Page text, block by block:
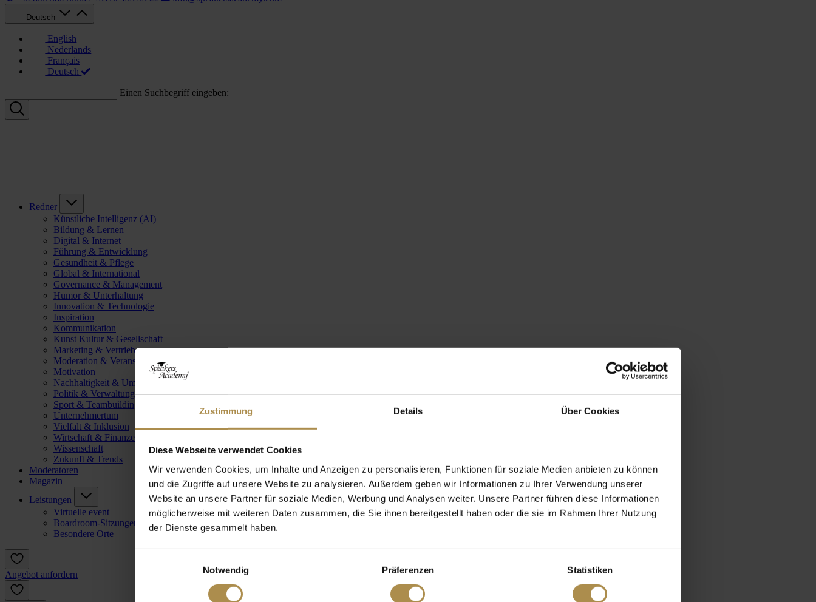
Zustimmung Details Über Cookies
Diese Webseite verwendet Cookies
Wir verwenden Cookies, um Inhalte und Anzeigen zu personalisieren, Funktionen für soziale Medien anbieten zu können
und die Zugriffe auf unsere Website zu analysieren. Außerdem geben wir Informationen zu Ihrer Verwendung unserer
Website an unsere Partner für soziale Medien, Werbung und Analysen weiter. Unsere Partner führen diese Informationen
möglicherweise mit weiteren Daten zusammen, die Sie ihnen bereitgestellt haben oder die sie im Rahmen Ihrer Nutzung
der Dienste gesammelt haben.
Notwendig
Präferenzen Statistiken
Deutsch
English
Nederlands
Français
Deutsch
Einen Suchbegriff eingeben:
Redner
Künstliche Intelligenz (AI)
Bildung & Lernen
Digital & Internet
Führung & Entwicklung
Gesundheit & Pflege
Global & International
Governance & Management
Humor & Unterhaltung
Innovation & Technologie
Inspiration
Kommunikation
Kunst Kultur & Gesellschaft
Marketing & Vertrieb
Moderation & Veranstaltungsleitung
Motivation
Nachhaltigkeit & Umwelt
Politik & Verwaltung
Sport & Teambuilding
Unternehmertum
Vielfalt & Inklusion
Wirtschaft & Finanzen
Wissenschaft
Zukunft & Trends
Moderatoren
Magazin
Leistungen
Virtuelle event
Boardroom-Sitzungen
Besondere Orte
Angebot anfordern